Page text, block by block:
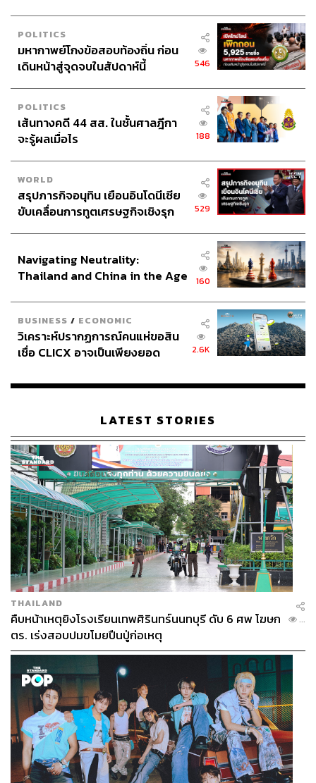
2.4K
ABOUT THE AUTHOR
THE STANDARD TEAM
กองบรรณาธิการ THE STANDARD
POLITICS
มหากาพย์โกงข้อสอบท้องถิ่น ก่อน
เดินหน้าสู่จุดจบในสัปดาห์นี้
546
POLITICS
เส้นทางคดี 44 สส. ในชั้นศาลฎีกา
จะรู้ผลเมื่อไร
188
WORLD
สรุปภารกิจอนุทิน เยือนอินโดนีเซีย
ขับเคลื่อนการทูตเศรษฐกิจเชิงรุก
529
Navigating Neutrality:
Thailand and China in the Age
160
BUSINESS / ECONOMIC
วิเคราะห์ปรากฏการณ์คนแห่ขอสิน
เชื่อ CLICX อาจเป็นเพียงยอด
เรือนไทยที่ถูกซุกไว้
2.6K
LATEST STORIES
THAILAND
คืบหน้าเหตุยิงโรงเรียนเทพศิรินทร์นนทบุรี ดับ 6 ศพ โฆษก
ตร. เร่งสอบปมขโมยปืนปู่ก่อเหตุ
...